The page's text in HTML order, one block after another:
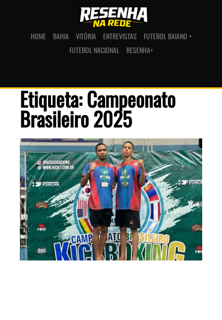
HOME BAHIA VITÓRIA ENTREVISTAS
FUTEBOL BAIANO +
FUTEBOL NACIONAL
RESENHA+
Etiqueta: Campeonato
Brasileiro 2025